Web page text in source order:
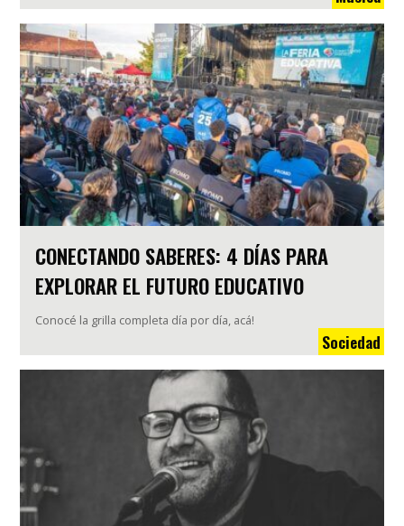
CONECTANDO SABERES: 4 DÍAS PARA
EXPLORAR EL FUTURO EDUCATIVO
Conocé la grilla completa día por día, acá!
Sociedad